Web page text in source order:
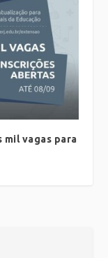
mil vagas para